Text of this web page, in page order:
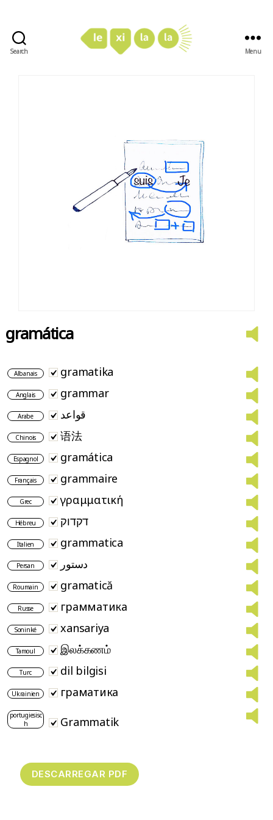
Search Menu
gramática
Albanais gramatika
Anglais grammar
Arabe قواعد
Chinois 语法
Espagnol gramática
Français grammaire
Grec γραμματική
Hébreu דקדוק
Italien grammatica
Persan دستور
Roumain gramatică
Russe грамматика
Soninké xansariya
Tamoul இலக்கணம்
Turc dil bilgisi
Ukrainien граматика
portugiesisc
h
Grammatik